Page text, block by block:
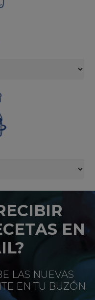
EN
LAS NUEVAS
EN TU BUZÓN